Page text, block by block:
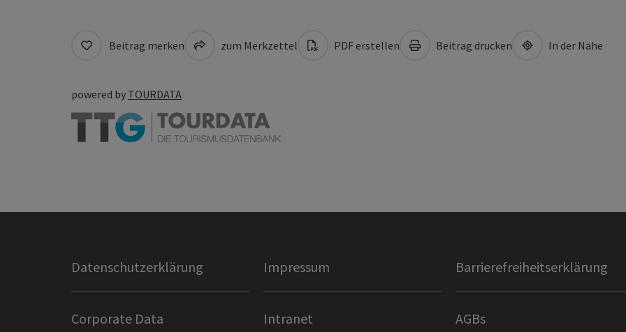
Beitrag merken zum Merkzettel PDF erstellen Beitrag drucken In der Nähe
powered by TOURDATA
Datenschutzerklärung Impressum Barrierefreiheitserklärung
Corporate Data Intranet AGBs